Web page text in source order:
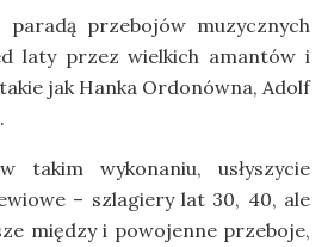
przebojów muzycznych
laty przez wielkich amantów i
jak Hanka Ordonówna, Adolf
takim wykonaniu, usłyszycie
– szlagiery lat 30, 40, ale
między i powojenne przeboje,